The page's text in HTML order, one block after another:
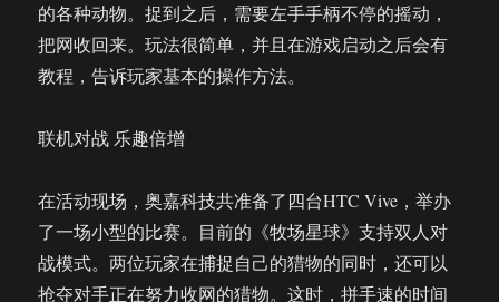
的各种动物。捉到之后，需要左手手柄不停的摇动，
把网收回来。玩法很简单，并且在游戏启动之后会有
教程，告诉玩家基本的操作方法。
联机对战 乐趣倍增
在活动现场，奥嘉科技共准备了四台HTC Vive，举办
了一场小型的比赛。目前的《牧场星球》支持双人对
战模式。两位玩家在捕捉自己的猎物的同时，还可以
抢夺对手正在努力收网的猎物。这时，拼手速的时间